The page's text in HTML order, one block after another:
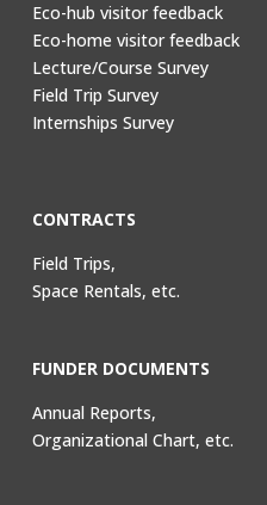
Eco-hub visitor feedback
Eco-home visitor feedback
Lecture/Course Survey
Field Trip Survey
Internships Survey
CONTRACTS
Field Trips,
Space Rentals, etc.
FUNDER DOCUMENTS
Annual Reports,
Organizational Chart, etc.